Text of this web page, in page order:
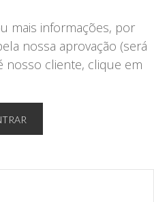
mais informações, por
nossa aprovação (será
nosso cliente, clique em